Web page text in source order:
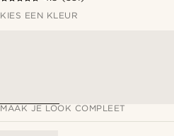
KIES EEN KLEUR
MAAK JE LOOK COMPLEET